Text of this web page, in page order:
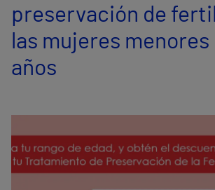
preservación de
las mujeres menores
años